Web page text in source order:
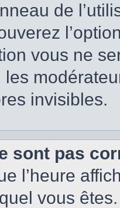
de
vous ne
invisibles.
sont pas
l’heure
vous